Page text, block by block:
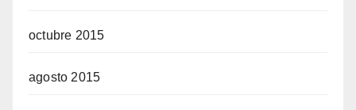
octubre 2015
agosto 2015